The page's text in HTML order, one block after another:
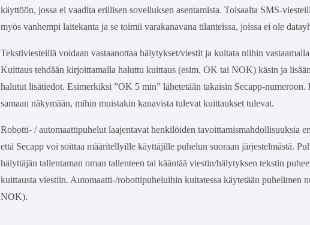
käyttöön, jossa ei vaadita erillisen sovelluksen asentamista. Toisaalta SMS-
myös vanhempi laitekanta ja se toimii varakanavana tilanteissa, joissa ei ole
Tekstiviesteillä voidaan vastaanottaa hälytykset/viestit ja kuitata niihin
Kuittaus tehdään kirjoittamalla haluttu kuittaus (esim. OK tai NOK) käsin ja
halutut lisätiedot. Esimerkiksi ”OK 5 min” lähetetään takaisin Secapp-
samaan näkymään, mihin muistakin kanavista tulevat kuittaukset tulevat.
Robotti- / automaattipuhelut laajentavat henkilöiden tavoittamismahdollisuuksia
että Secapp voi soittaa määritellyille käyttäjille puhelun suoraan järjestelmästä.
hälyttäjän tallentaman oman tallenteen tai kääntää viestin/hälytyksen tekstin
kuittausta viestiin. Automaatti-/robottipuheluihin kuitatessa käytetään puhelimen
NOK).